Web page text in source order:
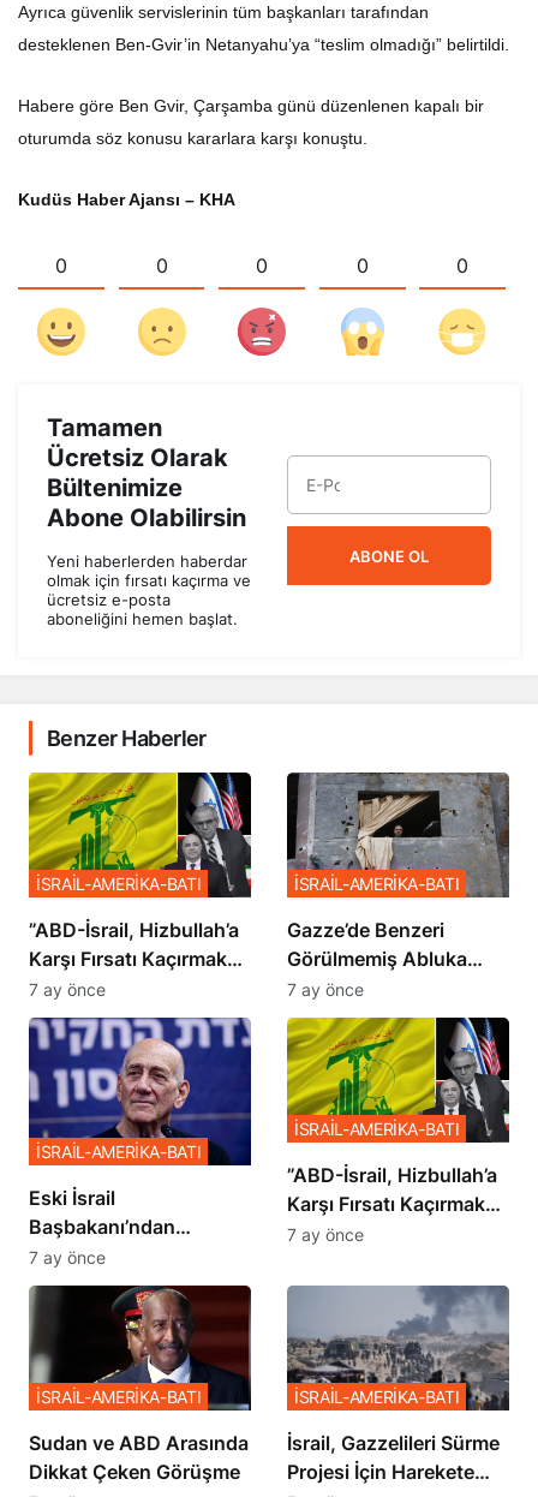
Ayrıca güvenlik servislerinin tüm başkanları tarafından
desteklenen Ben-Gvir’in Netanyahu’ya “teslim olmadığı” belirtildi.
Habere göre Ben Gvir, Çarşamba günü düzenlenen kapalı bir
oturumda söz konusu kararlara karşı konuştu.
Kudüs Haber Ajansı – KHA
0 0 0 0 0
Tamamen
Ücretsiz Olarak
Bültenimize
Abone Olabilirsin
Yeni haberlerden haberdar
olmak için fırsatı kaçırma ve
ücretsiz e-posta
aboneliğini hemen başlat.
ABONE OL
Benzer Haberler
​​​​​​​”ABD-İsrail, Hizbullah’a
Karşı Fırsatı Kaçırmak
İstemiyor”
İSRAİL-AMERİKA-BATI
7 ay önce
​​​​​​​Gazze’de Benzeri
Görülmemiş Abluka
Planı
İSRAİL-AMERİKA-BATI
7 ay önce
Eski İsrail
Başbakanı’ndan
Netanyahu’ya Ağır
Sözler
İSRAİL-AMERİKA-BATI
7 ay önce
​​​​​​​”ABD-İsrail, Hizbullah’a
Karşı Fırsatı Kaçırmak
İstemiyor”
İSRAİL-AMERİKA-BATI
7 ay önce
Sudan ve ABD Arasında
Dikkat Çeken Görüşme
İSRAİL-AMERİKA-BATI
İsrail, Gazzelileri Sürme
Projesi İçin Harekete
İSRAİL-AMERİKA-BATI